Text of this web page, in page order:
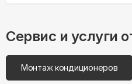
Сервис и услуги
Монтаж кондиционеров